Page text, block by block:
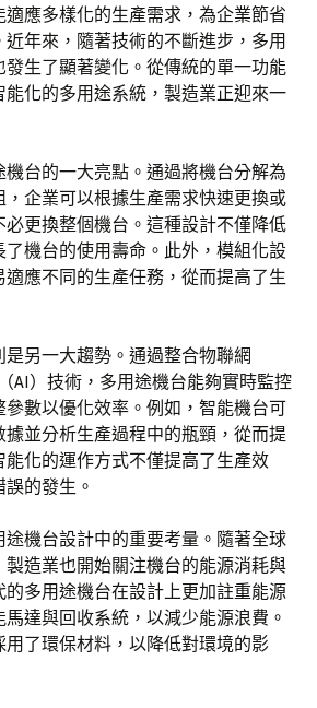
應多樣化的生產需求，為企業節省
年來，隨著技術的不斷進步，多用
生了顯著變化。從傳統的單一功能
化的多用途系統，製造業正迎來一
台的一大亮點。通過將機台分解為
，企業可以根據生產需求快速更換或
更換整個機台。這種設計不僅降低
機台的使用壽命。此外，模組化設
應不同的生產任務，從而提高了生
另一大趨勢。通過整合物聯網
AI）技術，多用途機台能夠實時監控
參數以優化效率。例如，智能機台可
並分析生產過程中的瓶頸，從而提
能化的運作方式不僅提高了生產效
的發生。
機台設計中的重要考量。隨著全球
造業也開始關注機台的能源消耗與
的多用途機台在設計上更加註重能源
達與回收系統，以減少能源浪費。
用了環保材料，以降低對環境的影